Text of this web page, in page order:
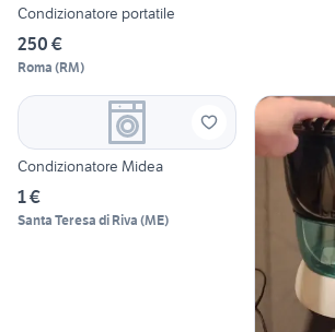
Condizionatore portatile
250 €
Roma (RM)
Condizionatore Midea
1 €
Santa Teresa di Riva (ME)